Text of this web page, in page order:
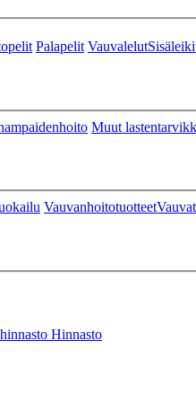
Palapelit Vauvalelut
Muut
Vauvanhoitotuotteet
Hinnasto